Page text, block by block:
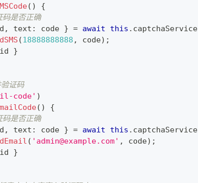
( )
{
是否正确
, text : code } = await this . captchaService
(18888888888 , code) ;
id }
证码
code' )
( )
{
是否正确
, text : code } = await this . captchaService
( ' admin@example.com' , code) ;
id }